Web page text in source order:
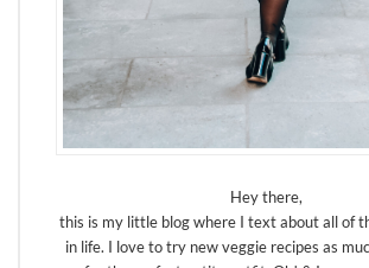
Hey there,
this is my little blog where I text about all of
in life. I love to try new veggie recipes as